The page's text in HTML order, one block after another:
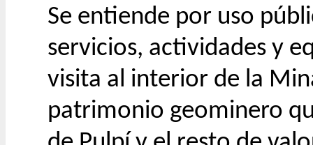
Se entiende por uso
servicios, actividades y
visita al interior de la
patrimonio geominero